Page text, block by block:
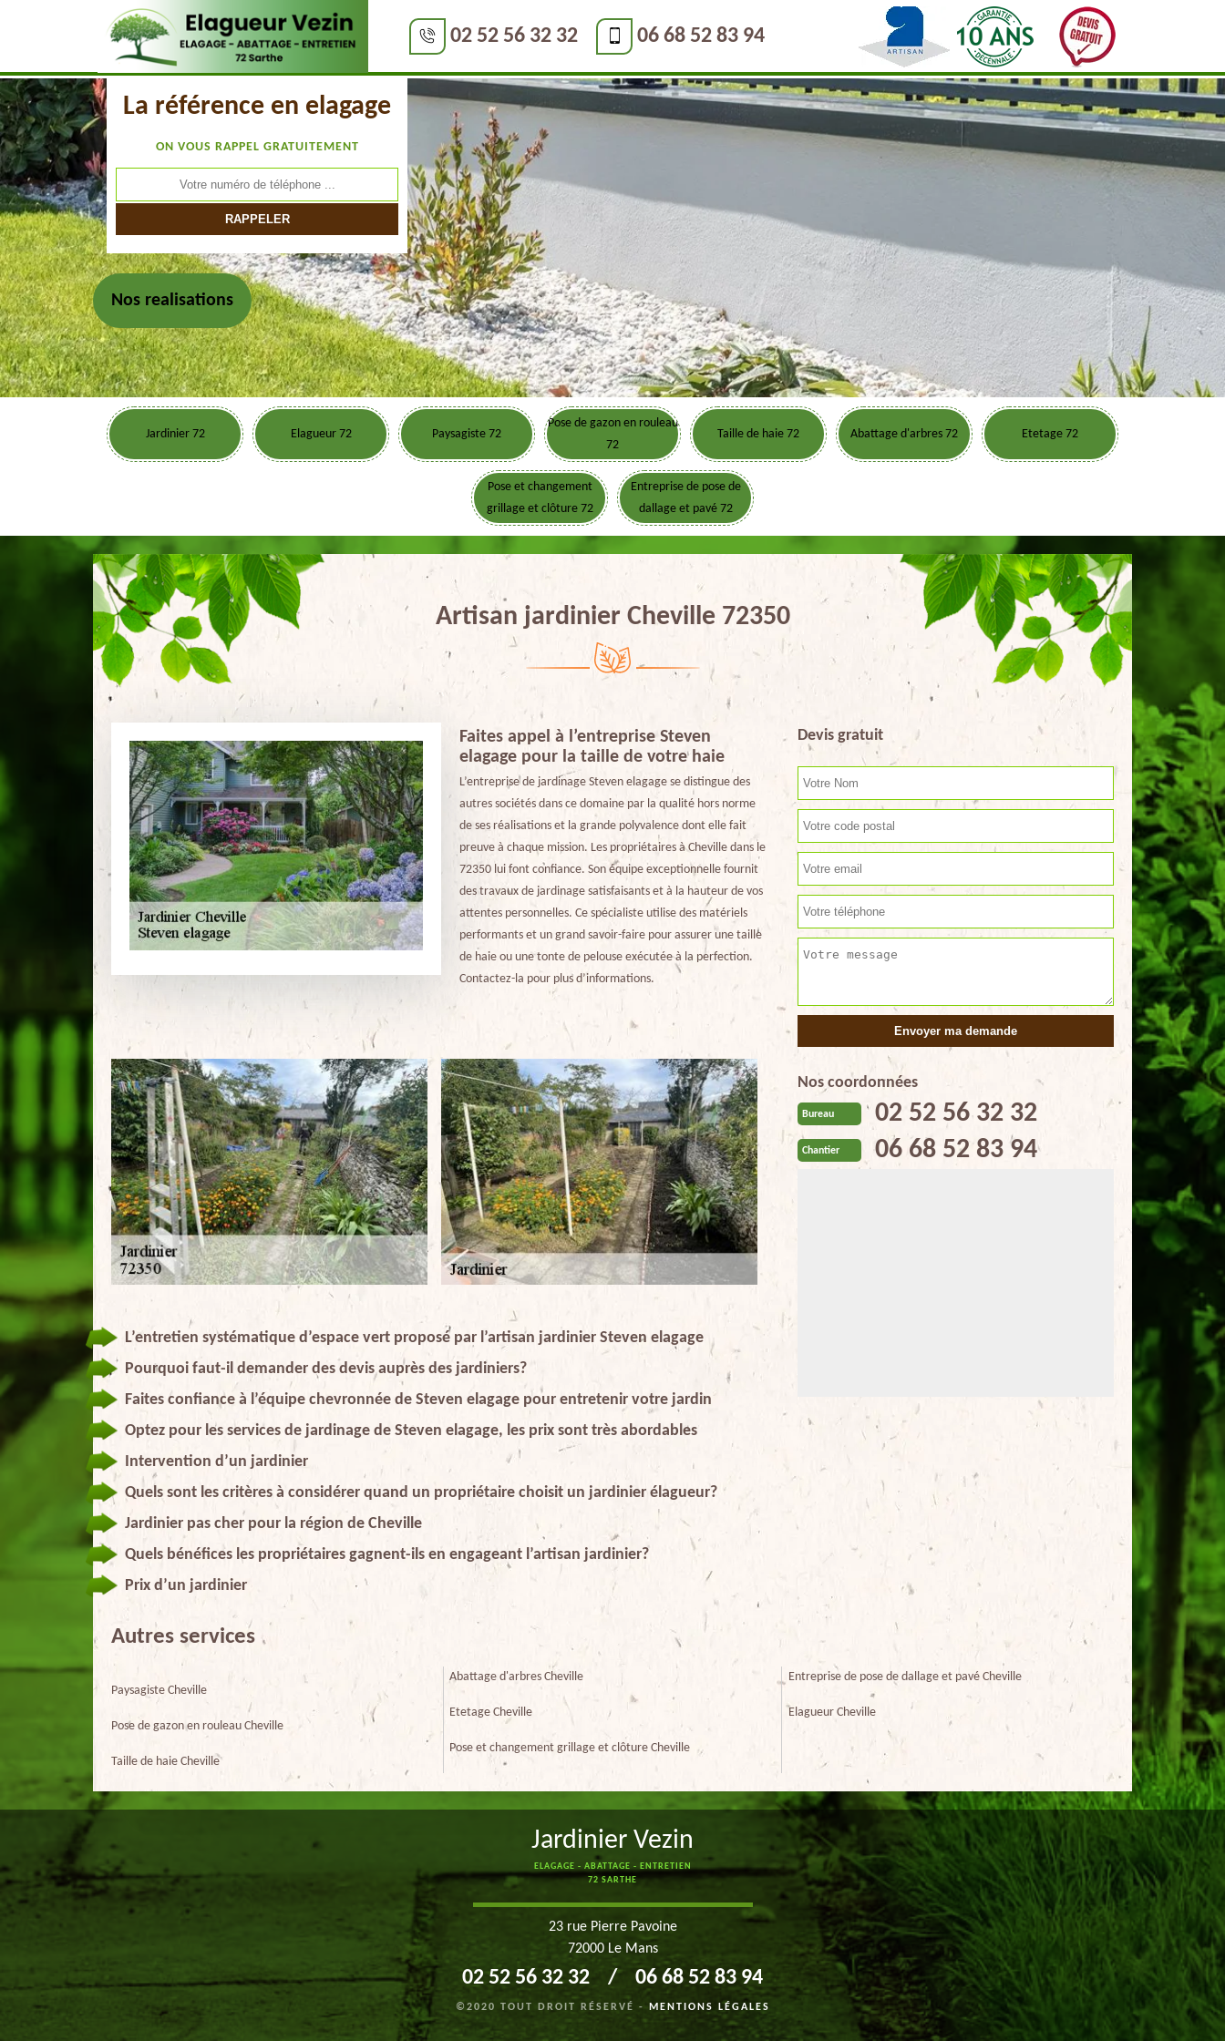
02 52 56 32 32 06 68 52 83 94
La référence en elagage
ON VOUS RAPPEL GRATUITEMENT
Nos realisations
Jardinier 72 Elagueur 72 Paysagiste 72
Pose de gazon en rouleau
72
Taille de haie 72 Abattage d'arbres 72 Etetage 72
Pose et changement
grillage et clôture 72
Entreprise de pose de
dallage et pavé 72
Artisan jardinier Cheville 72350
Faites appel à l’entreprise Steven
elagage pour la taille de votre haie
L’entreprise de jardinage Steven elagage se distingue des
autres sociétés dans ce domaine par la qualité hors norme
de ses réalisations et la grande polyvalence dont elle fait
preuve à chaque mission. Les propriétaires à Cheville dans le
72350 lui font confiance. Son équipe exceptionnelle fournit
des travaux de jardinage satisfaisants et à la hauteur de vos
attentes personnelles. Ce spécialiste utilise des matériels
performants et un grand savoir-faire pour assurer une taille
de haie ou une tonte de pelouse exécutée à la perfection.
Contactez-la pour plus d’informations.
L’entretien systématique d’espace vert proposé par l’artisan jardinier Steven elagage
Pourquoi faut-il demander des devis auprès des jardiniers?
Faites confiance à l’équipe chevronnée de Steven elagage pour entretenir votre jardin
Optez pour les services de jardinage de Steven elagage, les prix sont très abordables
Intervention d’un jardinier
Quels sont les critères à considérer quand un propriétaire choisit un jardinier élagueur?
Jardinier pas cher pour la région de Cheville
Quels bénéfices les propriétaires gagnent-ils en engageant l’artisan jardinier?
Prix d’un jardinier
Devis gratuit
Nos coordonnées
Bureau 02 52 56 32 32
Chantier 06 68 52 83 94
Autres services
Paysagiste Cheville
Pose de gazon en rouleau Cheville
Taille de haie Cheville
Abattage d'arbres Cheville
Etetage Cheville
Pose et changement grillage et clôture Cheville
Entreprise de pose de dallage et pavé Cheville
Elagueur Cheville
Jardinier Vezin
ELAGAGE - ABATTAGE - ENTRETIEN
72 SARTHE
23 rue Pierre Pavoine
72000 Le Mans
02 52 56 32 32 / 06 68 52 83 94
©2020 TOUT DROIT RÉSERVÉ - MENTIONS LÉGALES